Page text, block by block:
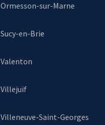
Ormesson-sur-Marne
Sucy-en-Brie
Valenton
Villejuif
Villeneuve-Saint-Georges